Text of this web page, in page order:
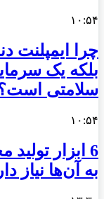
۱۰:۵۴
چرا ایمپلنت
بلکه یک
سلامتی
۱۰:۵۴
6 ابزار
به آن‌ها نیاز